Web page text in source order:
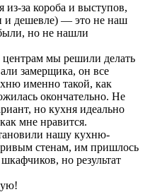
из-за короба и выступов,
и дешевле) — это не наш
но не нашли
мы решили делать
замерщика, он все
именно такой, как
окончательно. Не
но кухня идеально
мне нравится.
нашу кухню-
стенам, им пришлось
но результат